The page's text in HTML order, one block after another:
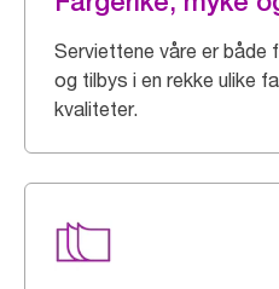
Serviettene våre er både
og tilbys i en rekke ulike
kvaliteter.